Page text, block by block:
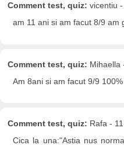
Comment test, quiz: vicentiu
am 11 ani si am facut 8/9 am
Comment test, quiz: Mihaella
Am 8ani si am facut 9/9
Comment test, quiz: Rafa -
Cica la una:"Astia nus